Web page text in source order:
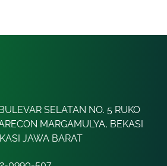
SELATAN NO. 5 RUKO
MARGAMULYA, BEKASI
JAWA BARAT